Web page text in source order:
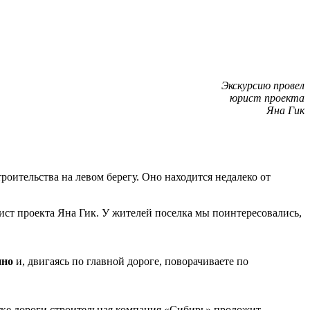
Экскурсию провел
юрист проекта
Яна Гик
на левом берегу. Оно находится недалеко от
проекта Яна Гик. У жителей поселка мы поинтересовались,
и, двигаясь по главной дороге, поворачиваете по